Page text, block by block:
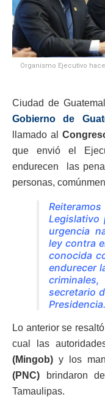
Organismo Ejecutivo
Ciudad de
Gobierno de
llamado al
que envió el
endurecen las
personas,
Legislativo
urgencia
ley contra
conocida
endurecer
secretario
Presidencia.
Lo anterior se
cual las
(Mingob)y los
(PNC) brindaron
Tamaulipas.